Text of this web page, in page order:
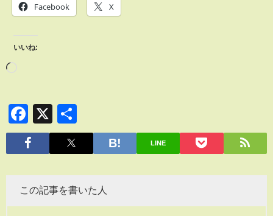
Facebook X
いいね:
Facebook
X
有
LINE
この記事を書いた人